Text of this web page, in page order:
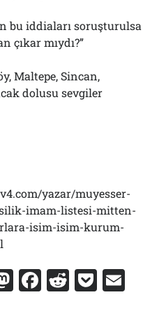
bu iddiaları soruşturulsa
çıkar mıydı?”
Maltepe, Sincan,
dolusu sevgiler
yazar/muyesser-
imam-listesi-mitten-
isim-isim-kurum-
M F R P